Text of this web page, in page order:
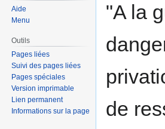
"A la
de
Aide
Menu
Outils
Pages liées
Suivi des pages liées
Pages spéciales
Version imprimable
Lien permanent
Informations sur la page